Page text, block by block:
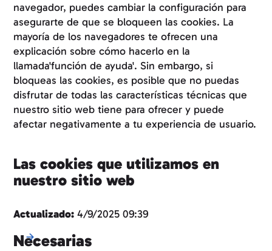
navegador, puedes cambiar la configuración para
asegurarte de que se bloqueen las cookies. La
mayoría de los navegadores te ofrecen una
explicación sobre cómo hacerlo en la
llamada'función de ayuda'. Sin embargo, si
bloqueas las cookies, es posible que no puedas
disfrutar de todas las características técnicas que
nuestro sitio web tiene para ofrecer y puede
afectar negativamente a tu experiencia de usuario.
Las cookies que utilizamos en
nuestro sitio web
Actualizado: 4/9/2025 09:39
Necesarias